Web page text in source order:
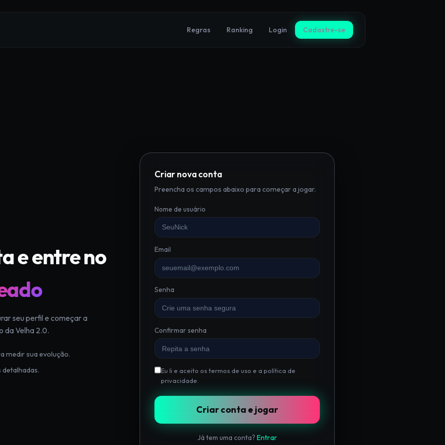
Regras Ranking Login Cadastre-se
e entre no
seu perfil e começar a
da Velha 2.0.
medir sua evolução.
Criar nova conta
Preencha os campos abaixo para começar a jogar.
Nome de usuário
Email
Senha
Confirmar senha
Eu li e aceito ostermos de uso e a política de
privacidade
Criar conta e jogar
Já tem uma conta?Entrar